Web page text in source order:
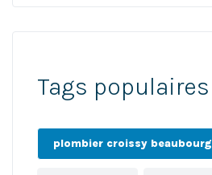
Tags populaires
plombier croissy beaubourg